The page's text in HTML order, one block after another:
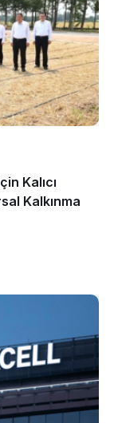
Kalıcı
Kalkınma